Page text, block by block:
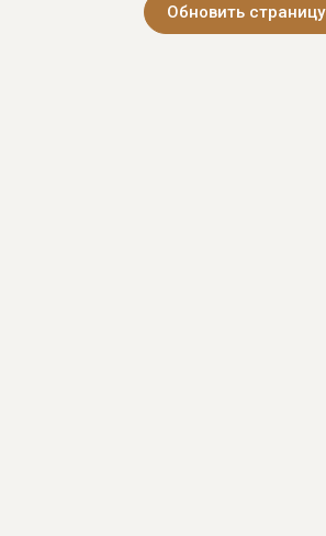
Обновить страницу